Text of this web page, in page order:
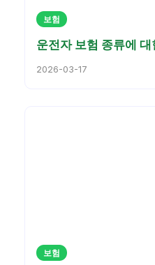
보험
운전자 보험 종류에 대
2026-03-17
보험